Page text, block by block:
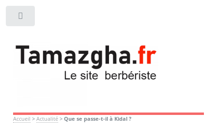
Accueil > Actualité> Que se passe-t-il à Kidal ?